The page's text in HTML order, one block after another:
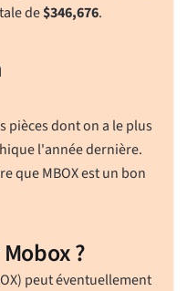
de$346,676.
pièces dont on a le plus
l'année dernière.
que MBOX est un bon
?
peut éventuellement